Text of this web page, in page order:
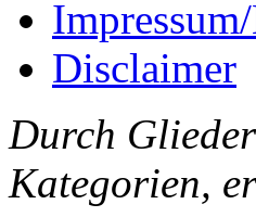
Disclaimer
Durch
Kategorien,